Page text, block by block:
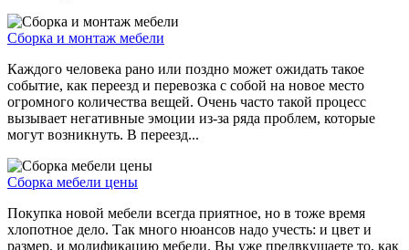
Сборка и монтаж мебели
Каждого человека рано или поздно может ожидать такое
событие, как переезд и перевозка с собой на новое место
огромного количества вещей. Очень часто такой процесс
вызывает негативные эмоции из-за ряда проблем, которые
могут возникнуть. В переезд...
Сборка мебели цены
Покупка новой мебели всегда приятное, но в тоже время
хлопотное дело. Так много нюансов надо учесть: и цвет и
размер, и модификацию мебели. Вы уже предвкушаете то, как